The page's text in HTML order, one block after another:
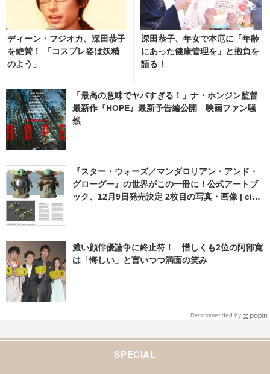
ディーン・フジオカ、深田恭子
を絶賛！ 「コスプレ姿は妖精
のよう」
深田恭子、年女で本厄に「年齢
にあった健康管理を」と抱負を
語る！
「最高の意味でヤバすぎる！」ナ・ホンジン監督
最新作『HOPE』最新予告編公開 映画ファン騒
然
『スター・ウォーズ／マンダロリアン・アンド・
グローグー』の世界がこの一冊に！公式アートブ
ック、12月9日発売決定 2枚目の写真・画像 | cine
濃い顔俳優論争に終止符！ 惜しくも2位の阿部寛
は「悔しい」と言いつつ満面の笑み
Recommended by
SPECIAL